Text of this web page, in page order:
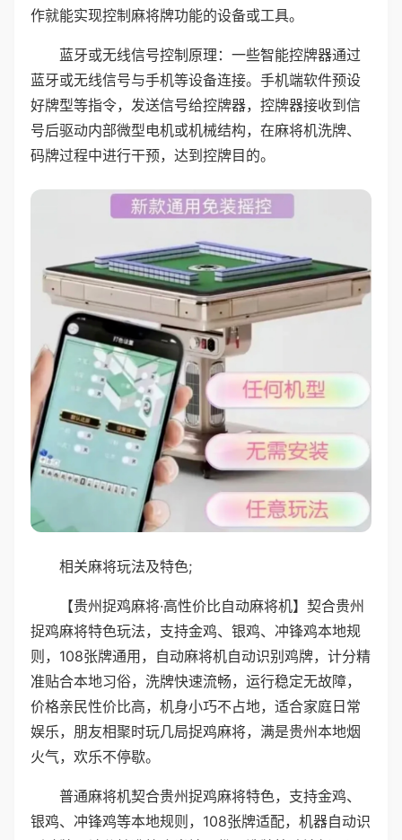
作就能实现控制麻将牌功能的设备或工具。
蓝牙或无线信号控制原理：一些智能控牌器通过
蓝牙或无线信号与手机等设备连接。手机端软件预设
好牌型等指令，发送信号给控牌器，控牌器接收到信
号后驱动内部微型电机或机械结构，在麻将机洗牌、
码牌过程中进行干预，达到控牌目的。
相关麻将玩法及特色;
【贵州捉鸡麻将·高性价比自动麻将机】契合贵州
捉鸡麻将特色玩法，支持金鸡、银鸡、冲锋鸡本地规
则，108张牌通用，自动麻将机自动识别鸡牌，计分精
准贴合本地习俗，洗牌快速流畅，运行稳定无故障，
价格亲民性价比高，机身小巧不占地，适合家庭日常
娱乐，朋友相聚时玩几局捉鸡麻将，满是贵州本地烟
火气，欢乐不停歇。
普通麻将机契合贵州捉鸡麻将特色，支持金鸡、
银鸡、冲锋鸡等本地规则，108张牌适配，机器自动识